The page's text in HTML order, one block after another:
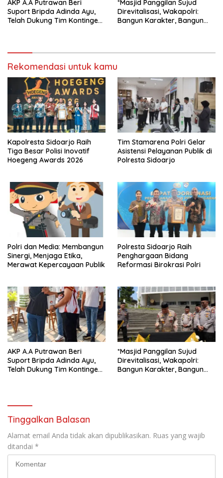
AKP A.A Putrawan Beri
Suport Bripda Adinda Ayu,
Telah Dukung Tim Kontingen
*Masjid Panggilan Sujud
Direvitalisasi, Wakapolri:
Bangun Karakter, Bangun
Rekomendasi untuk kamu
Kapolresta Sidoarjo Raih
Tiga Besar Polisi Inovatif
Hoegeng Awards 2026
Tim Stamarena Polri Gelar
Asistensi Pelayanan Publik di
Polresta Sidoarjo
Polri dan Media: Membangun
Sinergi, Menjaga Etika,
Merawat Kepercayaan Publik
Polresta Sidoarjo Raih
Penghargaan Bidang
Reformasi Birokrasi Polri
AKP A.A Putrawan Beri
Suport Bripda Adinda Ayu,
Telah Dukung Tim Kontingen
*Masjid Panggilan Sujud
Direvitalisasi, Wakapolri:
Bangun Karakter, Bangun
Tinggalkan Balasan
Alamat email Anda tidak akan dipublikasikan. Ruas yang wajib
ditandai *